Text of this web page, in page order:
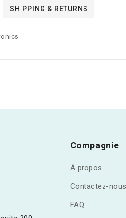
SHIPPING & RETURNS
Compagnie
À propos
Contactez-nous
FAQ